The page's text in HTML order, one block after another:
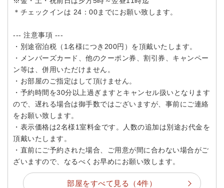
＊チェックインは 24：00までにお願い致します。
--- 注意事項 ---
・別途宿泊税（1名様につき200円）を頂戴いたします。
・メンバーズカード、他のクーポン券、割引券、キャンペー
ン等は、併用いただけません。
・お部屋のご指定はして頂けません。
・予約時間を30分以上過ぎますとキャンセル扱いとなります
ので、遅れる場合は御手数ではございますが、事前にご連絡
をお願い致します。
・表示価格は2名様1室料金です。人数の追加は別途お代金を
頂戴いたします。
・直前にご予約された場合、ご用意が間に合わない場合がご
ざいますので、なるべくお早めにお願い致します。
部屋をすべて見る（4件）